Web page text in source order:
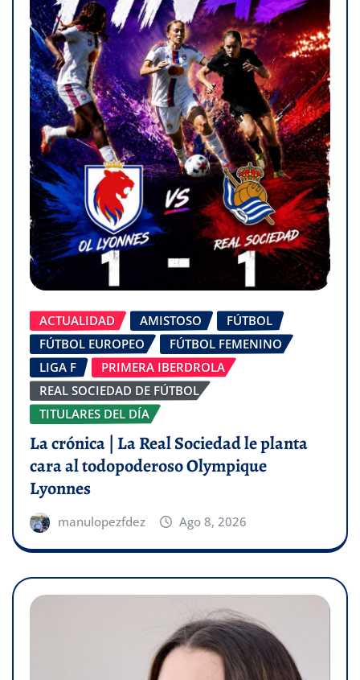
ACTUALIDAD AMISTOSO
FÚTBOL
FÚTBOL EUROPEO
FÚTBOL FEMENINO
LIGA F
PRIMERA IBERDROLA
REAL SOCIEDAD DE FÚTBOL
TITULARES DEL DÍA
La crónica | La Real Sociedad le planta
cara al todopoderoso Olympique
Lyonnes
manulopezfdez Ago 8, 2026